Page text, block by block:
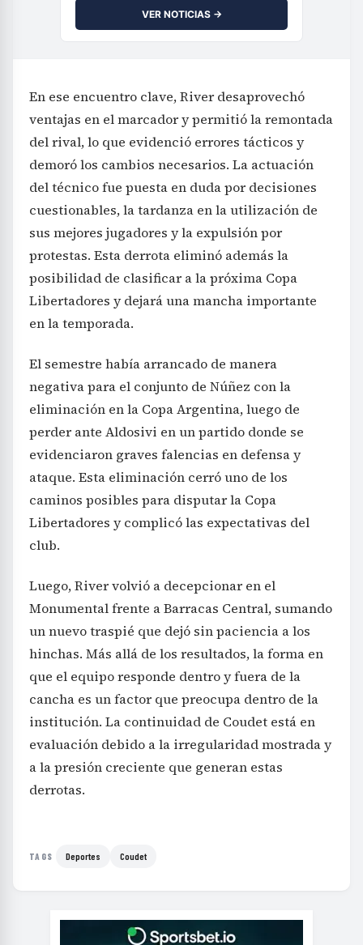
VER NOTICIAS →
En ese encuentro clave, River desaprovechó
ventajas en el marcador y permitió la remontada
del rival, lo que evidenció errores tácticos y
demoró los cambios necesarios. La actuación
del técnico fue puesta en duda por decisiones
cuestionables, la tardanza en la utilización de
sus mejores jugadores y la expulsión por
protestas. Esta derrota eliminó además la
posibilidad de clasificar a la próxima Copa
Libertadores y dejará una mancha importante
en la temporada.
El semestre había arrancado de manera
negativa para el conjunto de Núñez con la
eliminación en la Copa Argentina, luego de
perder ante Aldosivi en un partido donde se
evidenciaron graves falencias en defensa y
ataque. Esta eliminación cerró uno de los
caminos posibles para disputar la Copa
Libertadores y complicó las expectativas del
club.
Luego, River volvió a decepcionar en el
Monumental frente a Barracas Central, sumando
un nuevo traspié que dejó sin paciencia a los
hinchas. Más allá de los resultados, la forma en
que el equipo responde dentro y fuera de la
cancha es un factor que preocupa dentro de la
institución. La continuidad de Coudet está en
evaluación debido a la irregularidad mostrada y
a la presión creciente que generan estas
derrotas.
TAGS Deportes Coudet